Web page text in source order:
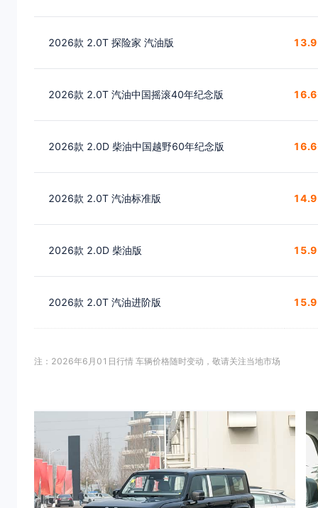
2026款 2.0T 探险家 汽油版
2026款 2.0T 汽油中国摇滚40年纪念版
2026款 2.0D 柴油中国越野60年纪念版
2026款 2.0T 汽油标准版
2026款 2.0D 柴油版
2026款 2.0T 汽油进阶版
注：2026年6月01日行情 车辆价格随时变动，敬请关注当地市场